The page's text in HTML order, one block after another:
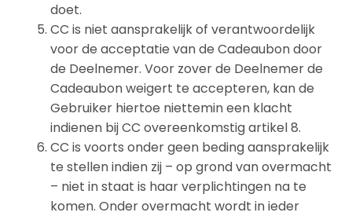
doet.
CC is niet aansprakelijk of verantwoordelijk
voor de acceptatie van de Cadeaubon door
de Deelnemer. Voor zover de Deelnemer de
Cadeaubon weigert te accepteren, kan de
Gebruiker hiertoe niettemin een klacht
indienen bij CC overeenkomstig artikel 8.
CC is voorts onder geen beding aansprakelijk
te stellen indien zij – op grond van overmacht
– niet in staat is haar verplichtingen na te
komen. Onder overmacht wordt in ieder